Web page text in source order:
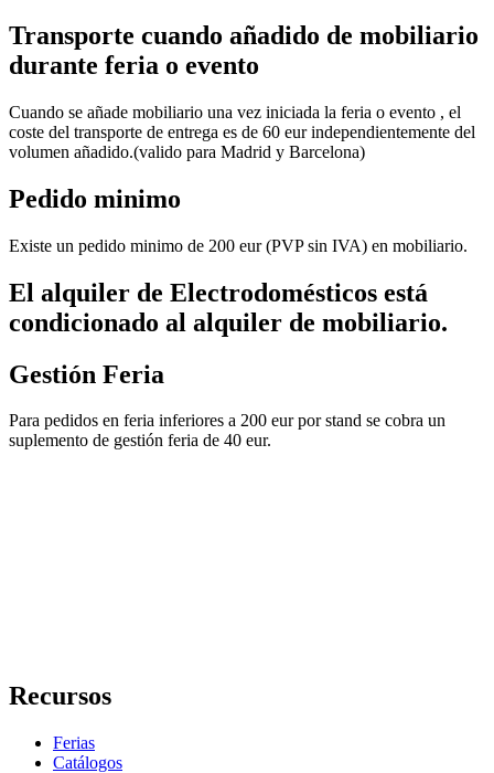
Transporte cuando añadido de mobiliario
durante feria o evento
Cuando se añade mobiliario una vez iniciada la feria o evento , el
coste del transporte de entrega es de 60 eur independientemente del
volumen añadido.(valido para Madrid y Barcelona)
Pedido minimo
Existe un pedido minimo de 200 eur (PVP sin IVA) en mobiliario.
El alquiler de Electrodomésticos está
condicionado al alquiler de mobiliario.
Gestión Feria
Para pedidos en feria inferiores a 200 eur por stand se cobra un
suplemento de gestión feria de 40 eur.
Recursos
Ferias
Catálogos